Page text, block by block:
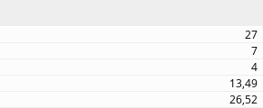
27
7
4
13,49
26,52